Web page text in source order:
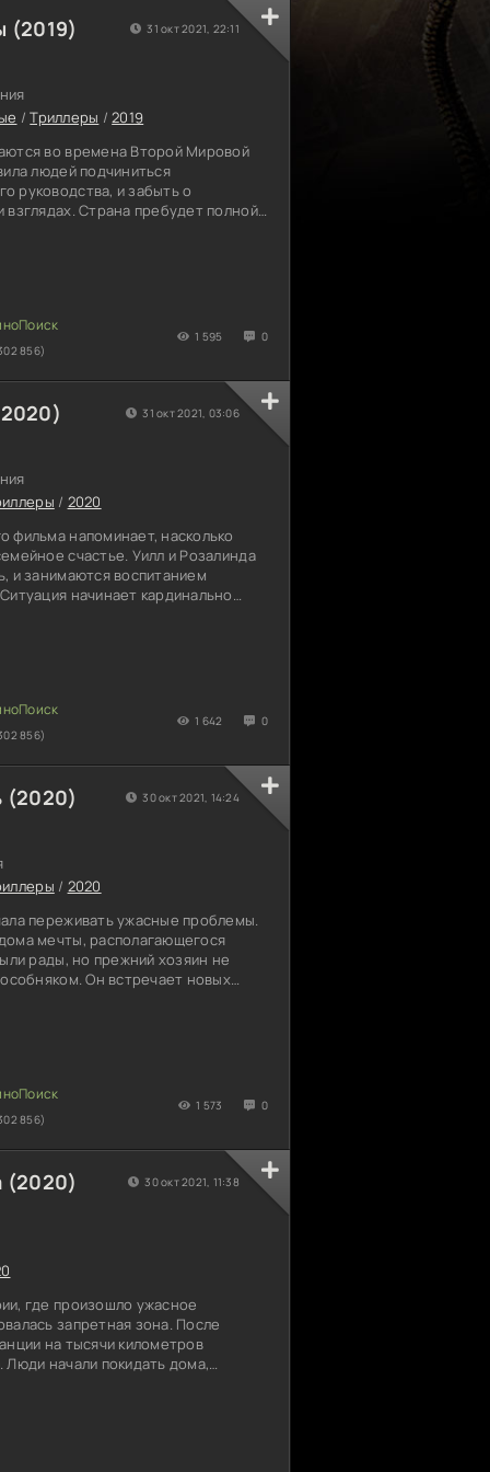
(2019)
/Триллеры /2019
во времена Второй Мировой
людей подчиниться
руководства, и забыть о
Страна пребудет полной
не представляли, что будут
856)
1 595 0
31 окт 2021, 22:11
/ 2020
фильма напоминает, насколько
счастье. Уилл и Розалинда
и занимаются воспитанием
начинает кардинально
муж
856)
1 642 0
31 окт 2021, 03:06
(2020)
/ 2020
переживать ужасные проблемы.
мечты, располагающегося
рады, но прежний хозяин не
Он встречает новых
856)
1 573 0
30 окт 2021, 14:24
(2020)
где произошло ужасное
запретная зона. После
на тысячи километров
Люди начали покидать дома,
30 окт 2021, 11:38